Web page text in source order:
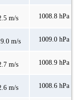
m/s 1008.8 hPa
m/s 1009.0 hPa
m/s 1008.9 hPa
m/s 1008.6 hPa